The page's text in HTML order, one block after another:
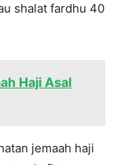
shalat fardhu 40
Haji Asal
jemaah haji